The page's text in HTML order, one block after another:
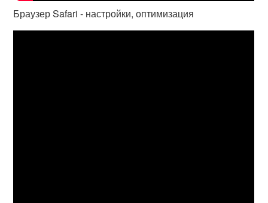
Браузер Safari - настройки, оптимизация